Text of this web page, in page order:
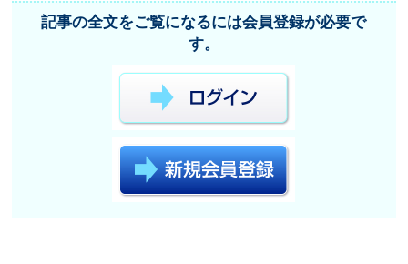
記事の全文をご覧になるには会員登録が必要で
す。